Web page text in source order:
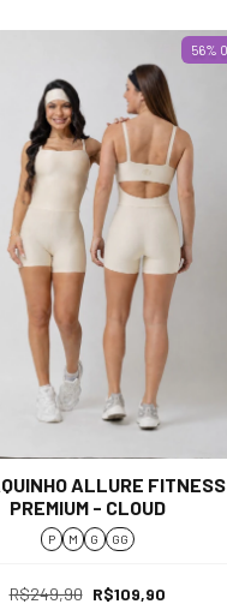
56%
ALLURE FITNESS
PREMIUM - CLOUD
P M G GG
R$249,90 R$109,90